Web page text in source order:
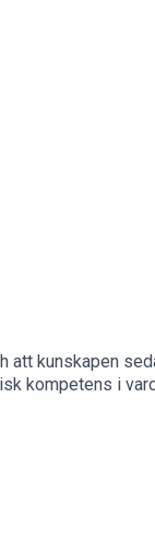
att kunskapen
kompetens i